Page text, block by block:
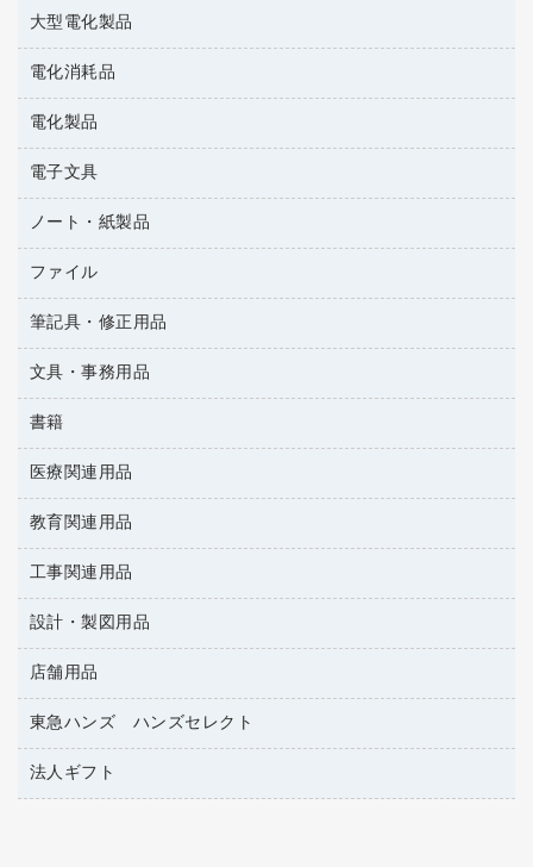
園芸用品
ペット用品
殺虫剤
飲食用消耗品
ハンドソープ・石鹸
トイレ用品
トイレ用洗剤
ティッシュペーパー
ダストボックス
タオル・アメニティ用品
スリッパ・サンダル・シューズ
スポーツ・レジャー用品
ゴミ袋
キッチン用品
大型シュレッダー（共配）
レーザーポインター
ラミネートフィルム
ラミネータ
タイムレコーダー
シュレッダ
ＯＨＰ用品
大型電化製品
冷蔵庫・キッチン・調理家電
テレビ・ＡＶ機器
電化消耗品
電球・蛍光灯
乾電池・充電池
フィルム・カメラ用品
デスクライト
アルバム
懐中電灯・ライト
電化製品
掃除機・クリーナー
空調・季節家電
その他電化製品
キッチン・調理家電
ＯＡタップ／延長コード
電子文具
電卓
ラベルテープ
その他電子文具
ノート・紙製品
封筒
粘着メモ
伝票
典礼用品
帳簿
額縁
各種用紙
ルーズリーフ
ファイル
名刺整理用品
板目表紙・綴込表紙
背幅が伸びるファイル
統一伝票用ファイル
収納保存用品
レターファイル
リングファイル
プレゼン用ファイル
ファイルボックス
パイプ式ファイル
その他ファイル
筆記具・修正用品
万年筆
筆ペン
消しゴム
修正液・修正ペン
修正テープ
鉛筆
マーキングペン（油性）
マーキングペン（水性）
ボールペン（油性）
文具・事務用品
輪ゴム
両面テープ
名札
保管・整理用品
壁面／足元収納
備品／小物ケース
透明テープ 事務用
電話台
書籍
雑誌
パソコンソフト
医療関連用品
保健用品
使い捨て手袋
感染症対策用品
介護用品
医療関連用品
教育関連用品
教育関連用品
工事関連用品
工事関連用品
屋外用品
設計・製図用品
設計・製図用品
店舗用品
店舗運営用品
陳列什器
紙手提げ袋
東急ハンズ ハンズセレクト
東急ハンズ
法人ギフト